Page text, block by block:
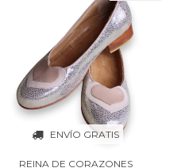
ENVÍO GRATIS
REINA DE CORAZONES